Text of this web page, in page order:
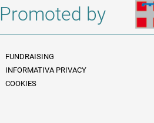
Promoted by
Informazioni legali e trasparenza EN
FUNDRAISING
INFORMATIVA PRIVACY
COOKIES